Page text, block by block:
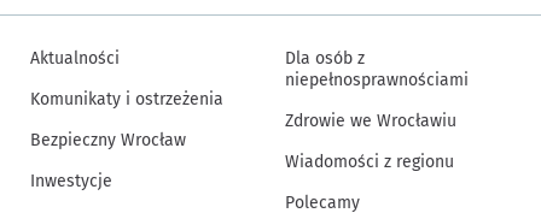
Aktualności
Komunikaty i ostrzeżenia
Bezpieczny Wrocław
Inwestycje
Dla osób z
niepełnosprawnościami
Zdrowie we Wrocławiu
Wiadomości z regionu
Polecamy